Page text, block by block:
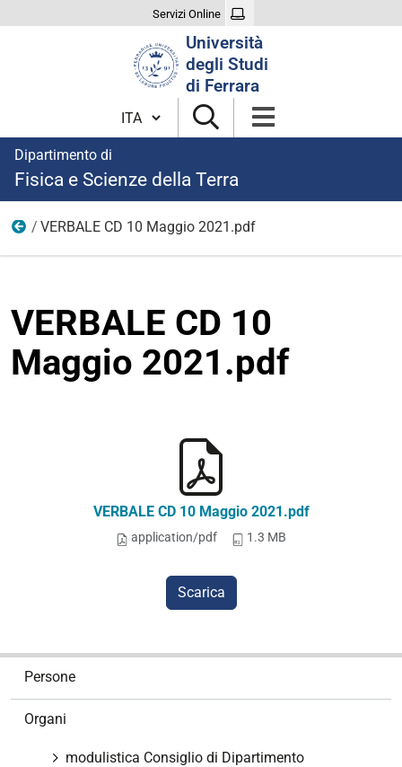
Servizi Online
Università
degli Studi
di Ferrara
Cambia lingua
Dipartimento di
Fisica e Scienze della Terra
2021
VERBALE CD 10 Maggio 2021.pdf
VERBALE CD 10
Maggio 2021.pdf
VERBALE CD 10 Maggio 2021.pdf
application/pdf 1.3 MB
Scarica
Persone
Organi
modulistica Consiglio di Dipartimento